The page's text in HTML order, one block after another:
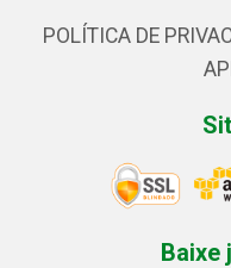
POLÍTICA DE
Baixe